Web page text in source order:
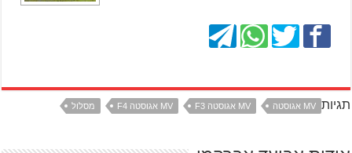
תגיות MV אגוסטה MV אגוסטה F3 MV אגוסטה F4 מסלול